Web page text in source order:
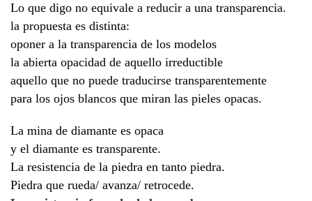
Lo que digo no equivale a reducir a una transparencia.
la propuesta es distinta:
oponer a la transparencia de los modelos
la abierta opacidad de aquello irreductible
aquello que no puede traducirse transparentemente
para los ojos blancos que miran las pieles opacas.
La mina de diamante es opaca
y el diamante es transparente.
La resistencia de la piedra en tanto piedra.
Piedra que rueda/ avanza/ retrocede.